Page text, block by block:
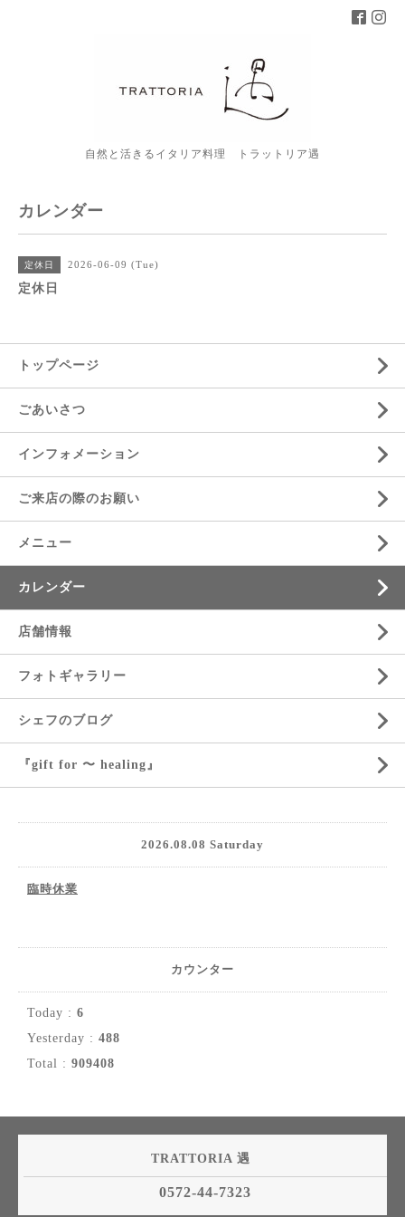
自然と活きるイタリア料理 トラットリア遇
カレンダー
定休日 2026-06-09 (Tue)
定休日
トップページ
ごあいさつ
インフォメーション
ご来店の際のお願い
メニュー
カレンダー
店舗情報
フォトギャラリー
シェフのブログ
『gift for 〜 healing』
2026.08.08 Saturday
臨時休業
カウンター
Today : 6
Yesterday : 488
Total : 909408
TRATTORIA 遇
0572-44-7323